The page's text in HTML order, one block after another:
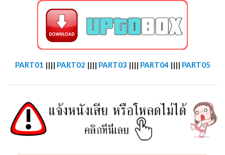
PART01 |||| PART02 |||| PART03 |||| PART04 |||| PART05